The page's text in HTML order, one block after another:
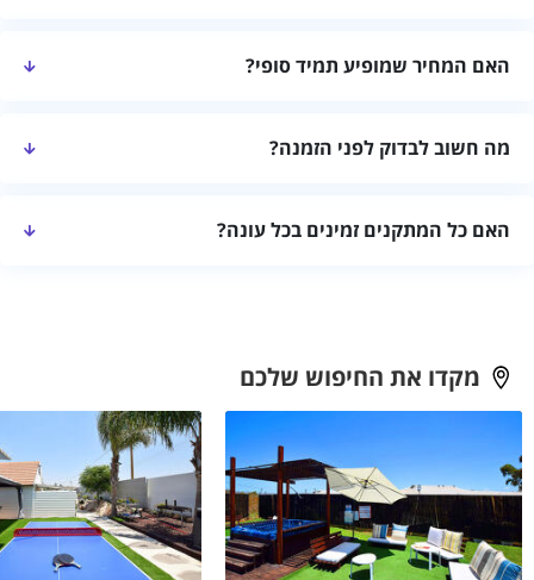
האם המחיר שמופיע תמיד סופי?
האירוח.
מה חשוב לבדוק לפני הזמנה?
האם כל המתקנים זמינים בכל עונה?
מקדו את החיפוש שלכם